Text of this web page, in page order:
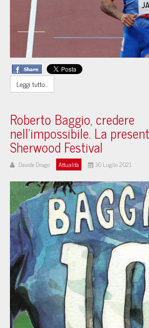
Leggi tutto...
Roberto Baggio, credere
nell'impossibile. La
Sherwood Festival
Davide Drago Attualità 30 Luglio 2021